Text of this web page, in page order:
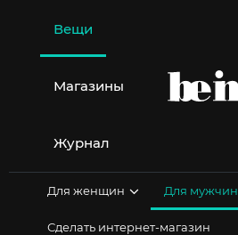
содержимому
Вещи
Магазины
Журнал
Для женщин Для мужчин
Сделать интернет-магазин